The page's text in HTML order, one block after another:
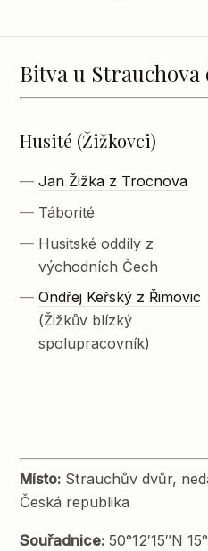
Bitva u Strauchova
Husité (Žižkovci)
Jan Žižka z Trocnova
Táborité
Husitské oddíly z
východních Čech
Ondřej Keřský z Řimovic
(Žižkův blízký
spolupracovník)
Místo: Strauchův dvůr,
Česká republika
Souřadnice: 50°12′15″N